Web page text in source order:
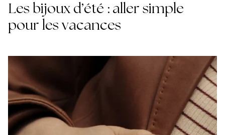
Les bijoux d’été : aller simple
pour les vacances